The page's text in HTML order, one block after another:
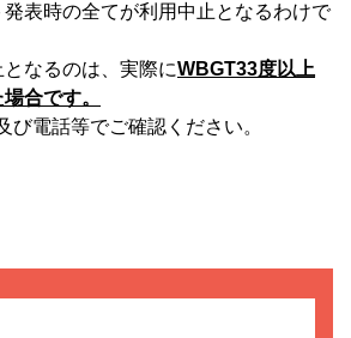
表時の全てが利用中止となるわけで
なるのは、実際にWBGT33度以上
合です。
び電話等でご確認ください。